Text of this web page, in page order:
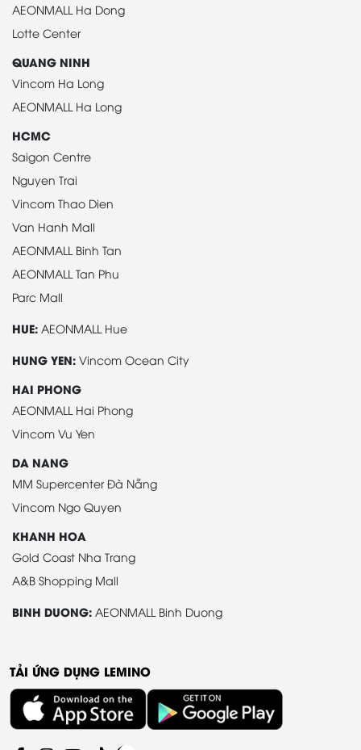
AEONMALL Ha Dong
Lotte Center
QUANG NINH
Vincom Ha Long
AEONMALL Ha Long
HCMC
Saigon Centre
Nguyen Trai
Vincom Thao Dien
Van Hanh Mall
AEONMALL Binh Tan
AEONMALL Tan Phu
Parc Mall
HUE: AEONMALL Hue
HUNG YEN: Vincom Ocean City
HAI PHONG
AEONMALL Hai Phong
Vincom Vu Yen
DA NANG
MM Supercenter Đà Nẵng
Vincom Ngo Quyen
KHANH HOA
Gold Coast Nha Trang
A&B Shopping Mall
BINH DUONG: AEONMALL Binh Duong
TẢI ỨNG DỤNG LEMINO